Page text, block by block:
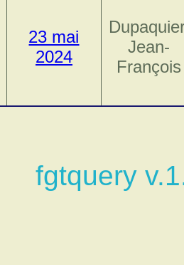
23 mai
2024
Jean-
François
fgtquery